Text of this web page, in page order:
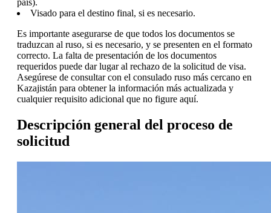
país).
Visado para el destino final, si es necesario.
Es importante asegurarse de que todos los documentos se
traduzcan al ruso, si es necesario, y se presenten en el formato
correcto. La falta de presentación de los documentos
requeridos puede dar lugar al rechazo de la solicitud de visa.
Asegúrese de consultar con el consulado ruso más cercano en
Kazajistán para obtener la información más actualizada y
cualquier requisito adicional que no figure aquí.
Descripción general del proceso de
solicitud